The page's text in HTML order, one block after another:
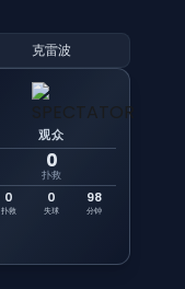
克雷波
观众
0
扑救
0
扑救
0
失球
98
分钟